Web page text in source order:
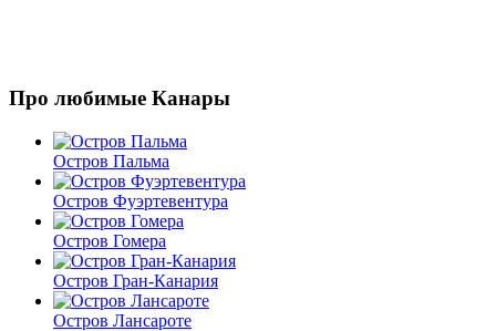
Про любимые Канары
Остров Пальма
Остров Фуэртевентура
Остров Гомера
Остров Гран-Канария
Остров Лансароте